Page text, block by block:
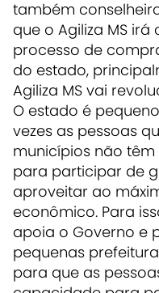
também
que o Agiliza MS
processo de
do estado,
Agiliza MS vai
O estado é
vezes as pessoas
municípios não
para participar de
aproveitar ao
econômico. Para
apoia o Governo e
pequenas
para que as